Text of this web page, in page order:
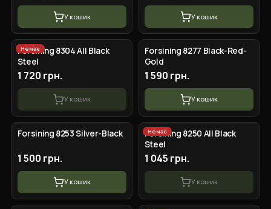
У кошик У кошик
Немає
Forsining 8304 AII Black
Steel
1 720 грн.
У кошик
Forsining 8277 Black-Red-
Gold
1 590 грн.
У кошик
Forsining 8253 Silver-Black
1 500 грн.
У кошик
Немає
Forsining 8250 All Black
Steel
1 045 грн.
У кошик